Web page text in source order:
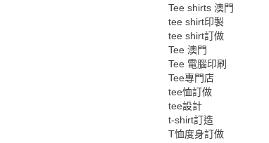
Tee shirts 澳門
tee shirt印製
tee shirt訂做
Tee 澳門
Tee 電腦印刷
Tee專門店
tee恤訂做
tee設計
t-shirt訂造
T恤度身訂做